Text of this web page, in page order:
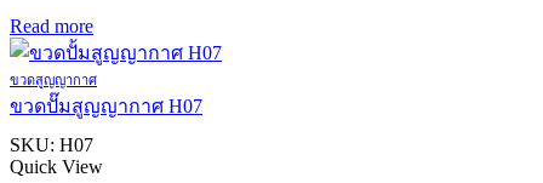
Read more
ขวดสูญญากาศ
ขวดปั๊มสูญญากาศ H07
SKU: H07
Quick View